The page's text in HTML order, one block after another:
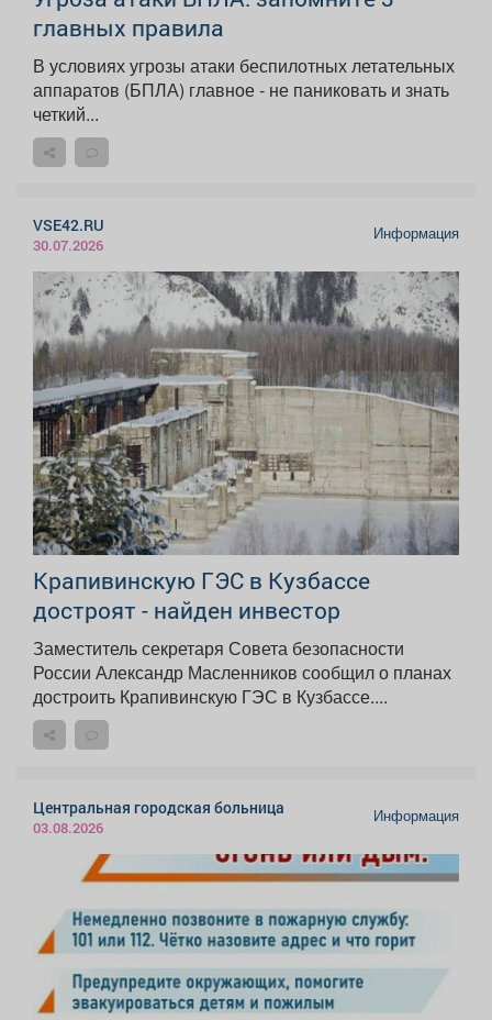
главных правила
В условиях угрозы атаки беспилотных летательных
аппаратов (БПЛА) главное - не паниковать и знать
четкий...
VSE42.RU
30.07.2026
Информация
Крапивинскую ГЭС в Кузбассе
достроят - найден инвестор
Заместитель секретаря Совета безопасности
России Александр Масленников сообщил о планах
достроить Крапивинскую ГЭС в Кузбассе....
Центральная городская больница
03.08.2026
Информация